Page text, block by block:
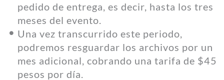
pedido de entrega, es decir, hasta los tres
meses del evento.
Una vez transcurrido este periodo,
podremos resguardar los archivos por un
mes adicional, cobrando una tarifa de $45
pesos por día.